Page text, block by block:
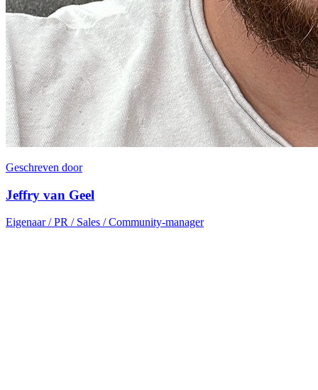
Geschreven door
Jeffry van Geel
Eigenaar / PR / Sales / Community-manager